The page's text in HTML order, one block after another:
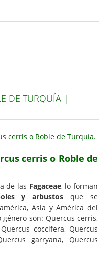
G a la Z
DE TURQUÍA |
cerris o Roble de
de las Fagaceae, lo forman
y arbustos que se
Asia y América del
son: Quercus cerris,
coccifera, Quercus
garryana, Quercus